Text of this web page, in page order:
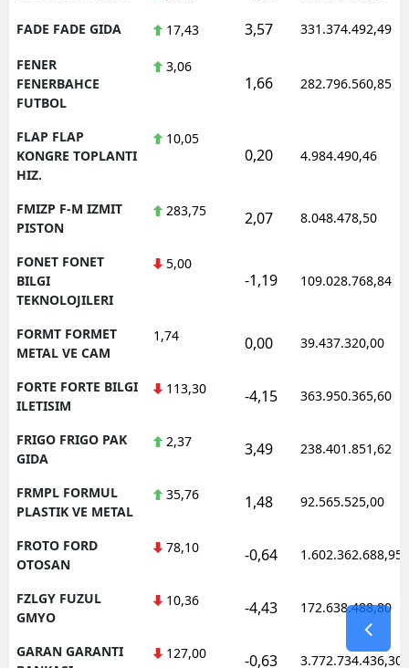
FADE FADE GIDA 17,43 3,57 331.374.492,49
FENER
FENERBAHCE
FUTBOL
3,06
1,66 282.796.560,85
FLAP FLAP
KONGRE TOPLANTI
HIZ.
10,05
0,20 4.984.490,46
FMIZP F-M IZMIT
PISTON
283,75 2,07 8.048.478,50
FONET FONET
BILGI
TEKNOLOJILERI
5,00
-1,19 109.028.768,84
FORMT FORMET
METAL VE CAM
1,74 0,00 39.437.320,00
FORTE FORTE BILGI
ILETISIM
113,30 -4,15 363.950.365,60
FRIGO FRIGO PAK
GIDA
2,37 3,49 238.401.851,62
FRMPL FORMUL
PLASTIK VE METAL
35,76 1,48 92.565.525,00
FROTO FORD
OTOSAN
78,10 -0,64 1.602.362.688,95
FZLGY FUZUL
GMYO
10,36 -4,43 172.638.488,80
GARAN GARANTI
127,00 -0,63 3.772.734.436,30